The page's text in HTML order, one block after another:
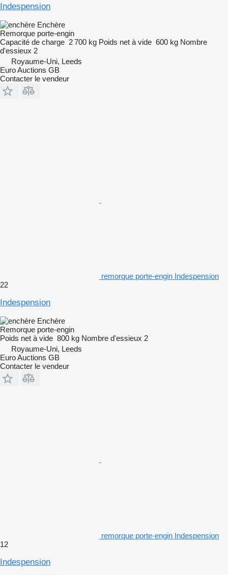
Indespension
Enchère
Remorque porte-engin
Capacité de charge 2 700 kg Poids net à vide 600 kg Nombre
d'essieux 2
Royaume-Uni, Leeds
Euro Auctions GB
Contacter le vendeur
remorque porte-engin Indespension
22
Indespension
Enchère
Remorque porte-engin
Poids net à vide 800 kg Nombre d'essieux 2
Royaume-Uni, Leeds
Euro Auctions GB
Contacter le vendeur
remorque porte-engin Indespension
12
Indespension